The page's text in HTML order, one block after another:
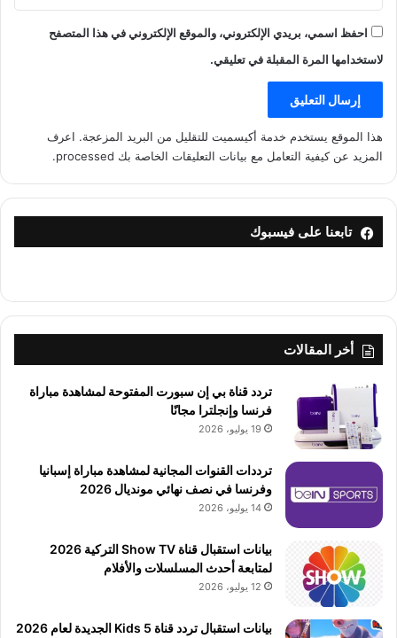
احفظ اسمي، بريدي الإلكتروني، والموقع الإلكتروني في هذا المتصفح
لاستخدامها المرة المقبلة في تعليقي.
هذا الموقع يستخدم خدمة أكيسميت للتقليل من البريد المزعجة. اعرف
المزيد عن كيفية التعامل مع بيانات التعليقات الخاصة بك processed
.
تابعنا على فيسبوك
أخر المقالات
تردد قناة بي إن سبورت المفتوحة لمشاهدة مباراة
فرنسا وإنجلترا مجانًا
19 يوليو، 2026
ترددات القنوات المجانية لمشاهدة مباراة إسبانيا
وفرنسا في نصف نهائي مونديال 2026
14 يوليو، 2026
بيانات استقبال قناة Show TV التركية 2026
لمتابعة أحدث المسلسلات والأفلام
12 يوليو، 2026
بيانات استقبال تردد قناة 5 Kids الجديدة لعام 2026